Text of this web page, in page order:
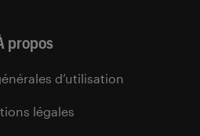
propos
d’utilisation
légales